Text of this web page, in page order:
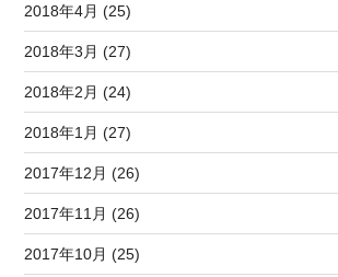
2018年4月 (25)
2018年3月 (27)
2018年2月 (24)
2018年1月 (27)
2017年12月 (26)
2017年11月 (26)
2017年10月 (25)